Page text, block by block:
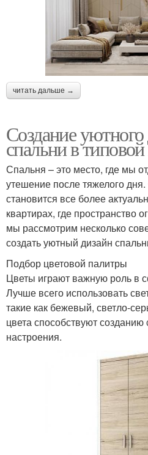
читать дальше →
Создание уютного
спальни в
Спальня – это место, где мы
утешение после тяжелого
становится все более
квартирах, где пространство
мы рассмотрим несколько
создать уютный дизайн
Подбор цветовой палитры
Цветы играют важную роль в
Лучше всего использовать
такие как бежевый, светло-
цвета способствуют созданию
настроения.